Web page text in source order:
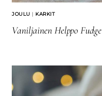
JOULU | KARKIT
Vaniljainen Helppo Fudge